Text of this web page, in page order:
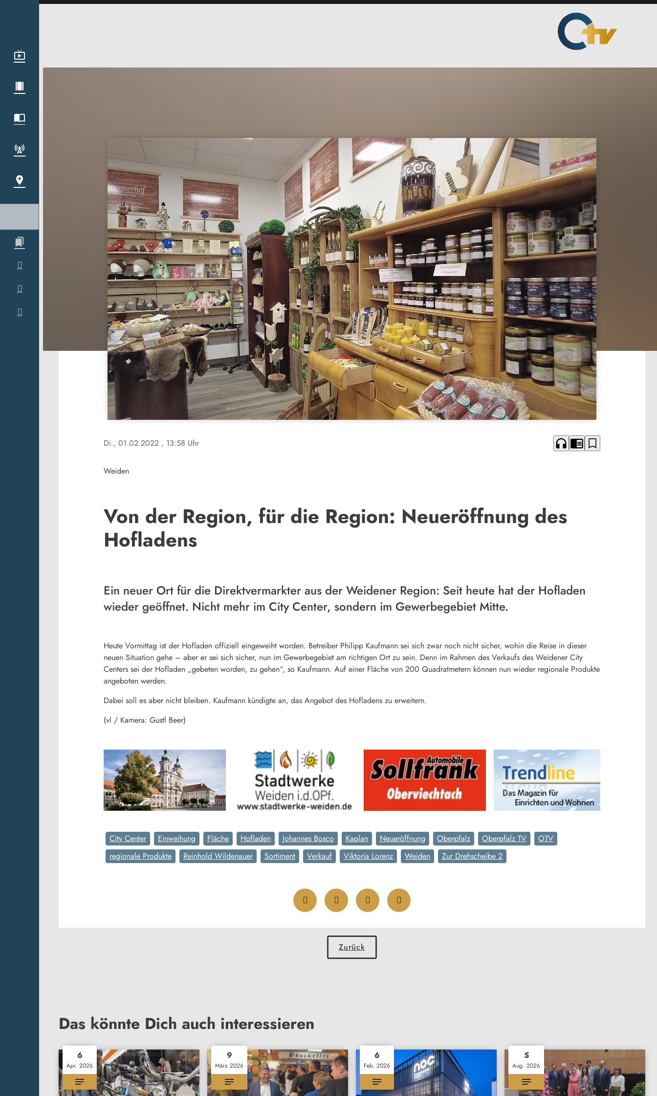
Di., 01.02.2022 , 13:58 Uhr headphones chrome_reader_mode bookmark_border
Weiden
Von der Region, für die Region: Neueröffnung des
Hofladens
Ein neuer Ort für die Direktvermarkter aus der Weidener Region: Seit heute hat der Hofladen
wieder geöffnet. Nicht mehr im City Center, sondern im Gewerbegebiet Mitte.
Heute Vormittag ist der Hofladen offiziell eingeweiht worden. Betreiber Philipp Kaufmann sei sich zwar noch nicht sicher, wohin die Reise in dieser
neuen Situation gehe – aber er sei sich sicher, nun im Gewerbegebiet am richtigen Ort zu sein. Denn im Rahmen des Verkaufs des Weidener City
Centers sei der Hofladen „gebeten worden, zu gehen“, so Kaufmann. Auf einer Fläche von 200 Quadratmetern können nun wieder regionale Produkte
angeboten werden.
Dabei soll es aber nicht bleiben. Kaufmann kündigte an, das Angebot des Hofladens zu erweitern.
(vl / Kamera: Gustl Beer)
City Center Einweihung Fläche Hofladen Johannes Bosco Kaplan Neueröffnung Oberpfalz Oberpfalz TV
OTV
regionale Produkte
Reinhold Wildenauer Sortiment Verkauf Viktoria Lorenz Weiden Zur Drehscheibe 2
Zurück
Das könnte Dich auch interessieren
6
Apr. 2026
9
März 2026
6
Feb. 2026
5
Aug. 2026